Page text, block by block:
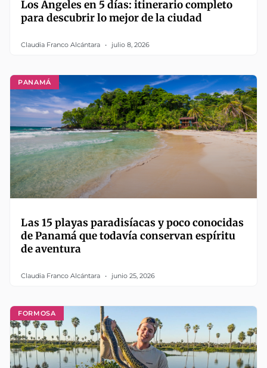
Los Ángeles en 5 días: itinerario completo
para descubrir lo mejor de la ciudad
Claudia Franco Alcántara julio 8, 2026
PANAMÁ
Las 15 playas paradisíacas y poco conocidas
de Panamá que todavía conservan espíritu
de aventura
Claudia Franco Alcántara junio 25, 2026
FORMOSA